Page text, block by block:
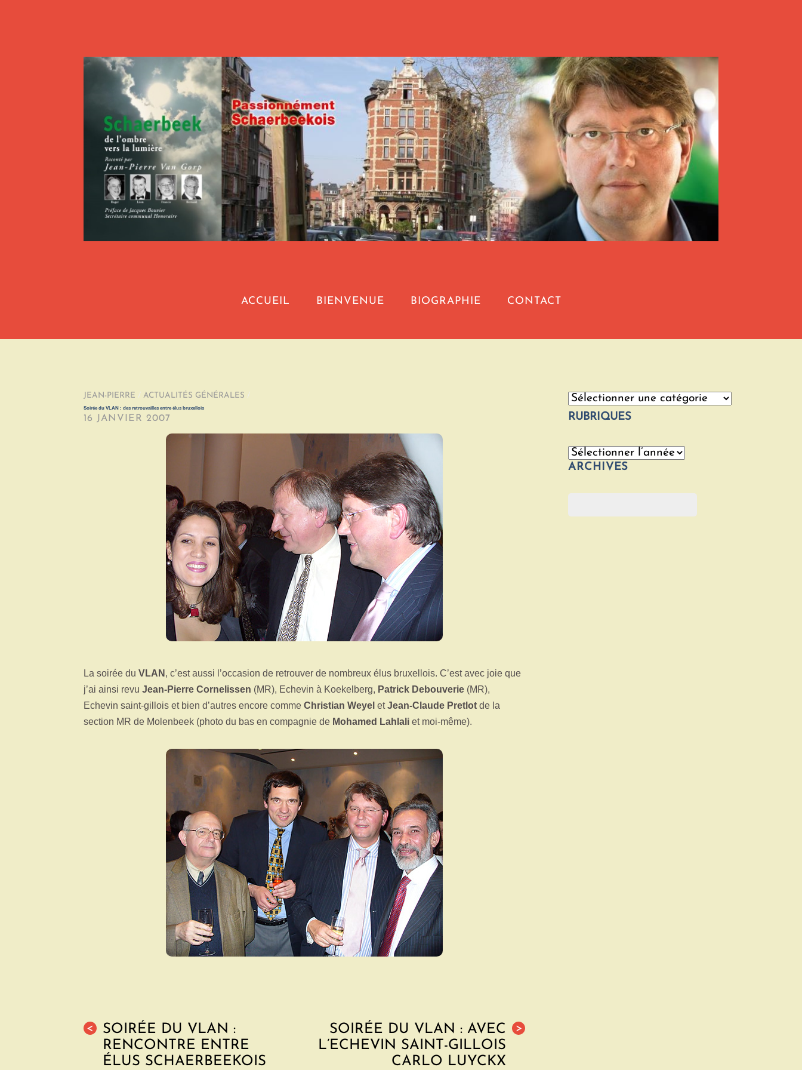
ACCUEIL BIENVENUE BIOGRAPHIE CONTACT
JEAN-PIERRE / ACTUALITÉS GÉNÉRALES /
Soirée du VLAN : des retrouvailles entre élus bruxellois
16 JANVIER 2007
La soirée du VLAN , c’est aussi l’occasion de retrouver de nombreux élus bruxellois. C’est avec joie que
j’ai ainsi revu Jean-Pierre Cornelissen (MR), Echevin à Koekelberg, Patrick Debouverie (MR),
Echevin saint-gillois et bien d’autres encore comme Christian Weyel etJean-Claude Pretlot de la
section MR de Molenbeek (photo du bas en compagnie de Mohamed Lahlali et moi-même).
<
SOIRÉE DU VLAN :
RENCONTRE ENTRE
ÉLUS SCHAERBEEKOIS
>
SOIRÉE DU VLAN : AVEC
L’ECHEVIN SAINT-GILLOIS
CARLO LUYCKX
Catégories
RUBRIQUES
Archives
ARCHIVES